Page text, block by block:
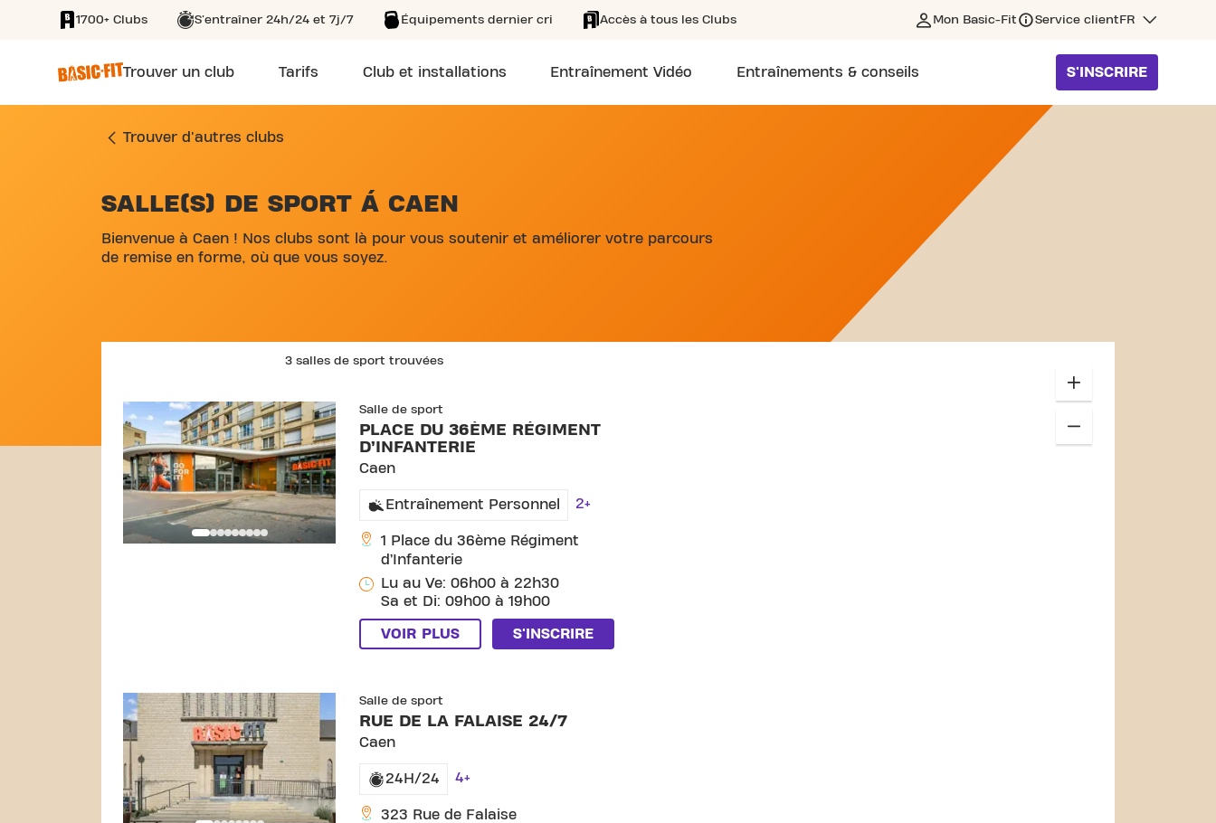
SKIP TO MAIN CONTENT
1700+ Clubs S'entraîner 24h/24 et 7j/7 Équipements dernier cri Accès à tous les Clubs Mon Basic-Fit Service client FR
Trouver un club Tarifs Club et installations Entraînement Vidéo Entraînements & conseils S'INSCRIRE
Trouver d'autres clubs
SKIP MAP LIST
SALLE(S) DE SPORT Á CAEN
Bienvenue à Caen ! Nos clubs sont là pour vous soutenir et améliorer votre parcours
de remise en forme, où que vous soyez.
3 salles de sport trouvées
Salle de sport
PLACE DU 36ÈME RÉGIMENT
D’INFANTERIE
Caen
Entraînement Personnel 2+
1 Place du 36ème Régiment
d’Infanterie
Lu au Ve: 06h00 à 22h30
Sa et Di: 09h00 à 19h00
VOIR PLUS S'INSCRIRE
Salle de sport
RUE DE LA FALAISE 24/7
Caen
24H/24 4+
323 Rue de Falaise